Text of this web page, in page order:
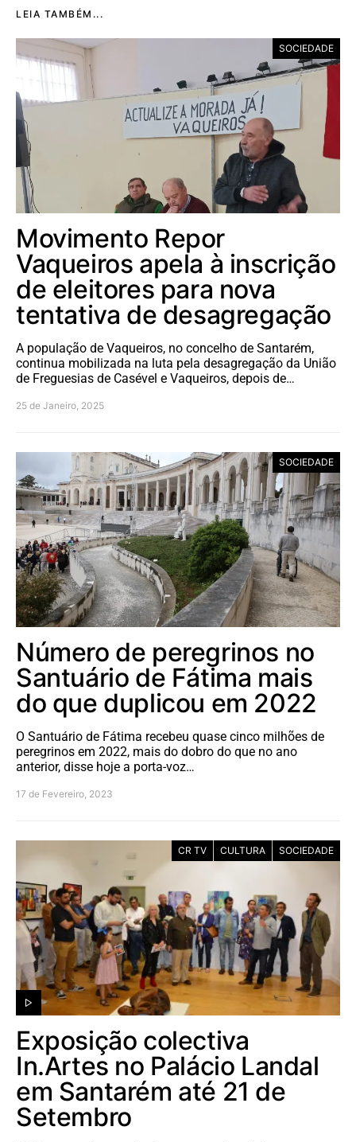
LEIA TAMBÉM...
SOCIEDADE
Movimento Repor
Vaqueiros apela à inscrição
de eleitores para nova
tentativa de desagregação
A população de Vaqueiros, no concelho de Santarém,
continua mobilizada na luta pela desagregação da União
de Freguesias de Casével e Vaqueiros, depois de…
25 de Janeiro, 2025
SOCIEDADE
Número de peregrinos no
Santuário de Fátima mais
do que duplicou em 2022
O Santuário de Fátima recebeu quase cinco milhões de
peregrinos em 2022, mais do dobro do que no ano
anterior, disse hoje a porta-voz…
17 de Fevereiro, 2023
CR TV CULTURA SOCIEDADE
Exposição colectiva
In.Artes no Palácio Landal
em Santarém até 21 de
Setembro